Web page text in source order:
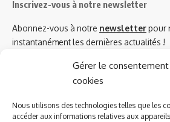
Gérer le
cookies
Nous utilisons des technologies telles que les
accéder aux informations relatives aux
Inscrivez-vous à notre newsletter
Abonnez-vous à notre newsletterpour
instantanément les dernières actualités !
Azinat.com TV soutient